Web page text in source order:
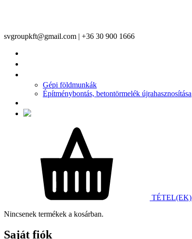
svgroupkft@gmail.com | +36 30 900 1666
Gépi földmunkák
Építménybontás, betontörmelék újrahasznosítása
TÉTEL(EK)
Nincsenek termékek a kosárban.
Saját fiók